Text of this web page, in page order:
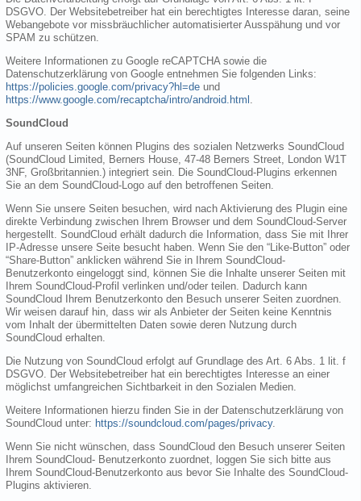
DSGVO. Der Websitebetreiber hat ein berechtigtes Interesse daran, seine
Webangebote vor missbräuchlicher automatisierter Ausspähung und vor
SPAM zu schützen.
Weitere Informationen zu Google reCAPTCHA sowie die
Datenschutzerklärung von Google entnehmen Sie folgenden Links:
https://policies.google.com/privacy?hl=de und
https://www.google.com/recaptcha/intro/android.html
SoundCloud
Auf unseren Seiten können Plugins des sozialen Netzwerks SoundCloud
(SoundCloud Limited, Berners House, 47-48 Berners Street, London W1T
3NF, Großbritannien.) integriert sein. Die SoundCloud-Plugins erkennen
Sie an dem SoundCloud-Logo auf den betroffenen Seiten.
Wenn Sie unsere Seiten besuchen, wird nach Aktivierung des Plugin eine
direkte Verbindung zwischen Ihrem Browser und dem SoundCloud-Server
hergestellt. SoundCloud erhält dadurch die Information, dass Sie mit Ihrer
IP-Adresse unsere Seite besucht haben. Wenn Sie den “Like-Button” oder
“Share-Button” anklicken während Sie in Ihrem SoundCloud-
Benutzerkonto eingeloggt sind, können Sie die Inhalte unserer Seiten mit
Ihrem SoundCloud-Profil verlinken und/oder teilen. Dadurch kann
SoundCloud Ihrem Benutzerkonto den Besuch unserer Seiten zuordnen.
Wir weisen darauf hin, dass wir als Anbieter der Seiten keine Kenntnis
vom Inhalt der übermittelten Daten sowie deren Nutzung durch
SoundCloud erhalten.
Die Nutzung von SoundCloud erfolgt auf Grundlage des Art. 6 Abs. 1 lit. f
DSGVO. Der Websitebetreiber hat ein berechtigtes Interesse an einer
möglichst umfangreichen Sichtbarkeit in den Sozialen Medien.
Weitere Informationen hierzu finden Sie in der Datenschutzerklärung von
SoundCloud unter: https://soundcloud.com/pages/privacy.
Wenn Sie nicht wünschen, dass SoundCloud den Besuch unserer Seiten
Ihrem SoundCloud- Benutzerkonto zuordnet, loggen Sie sich bitte aus
Ihrem SoundCloud-Benutzerkonto aus bevor Sie Inhalte des SoundCloud-
Plugins aktivieren.